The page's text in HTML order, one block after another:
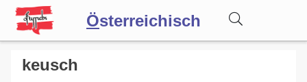
Österreichisch
Wörterbuch
keusch